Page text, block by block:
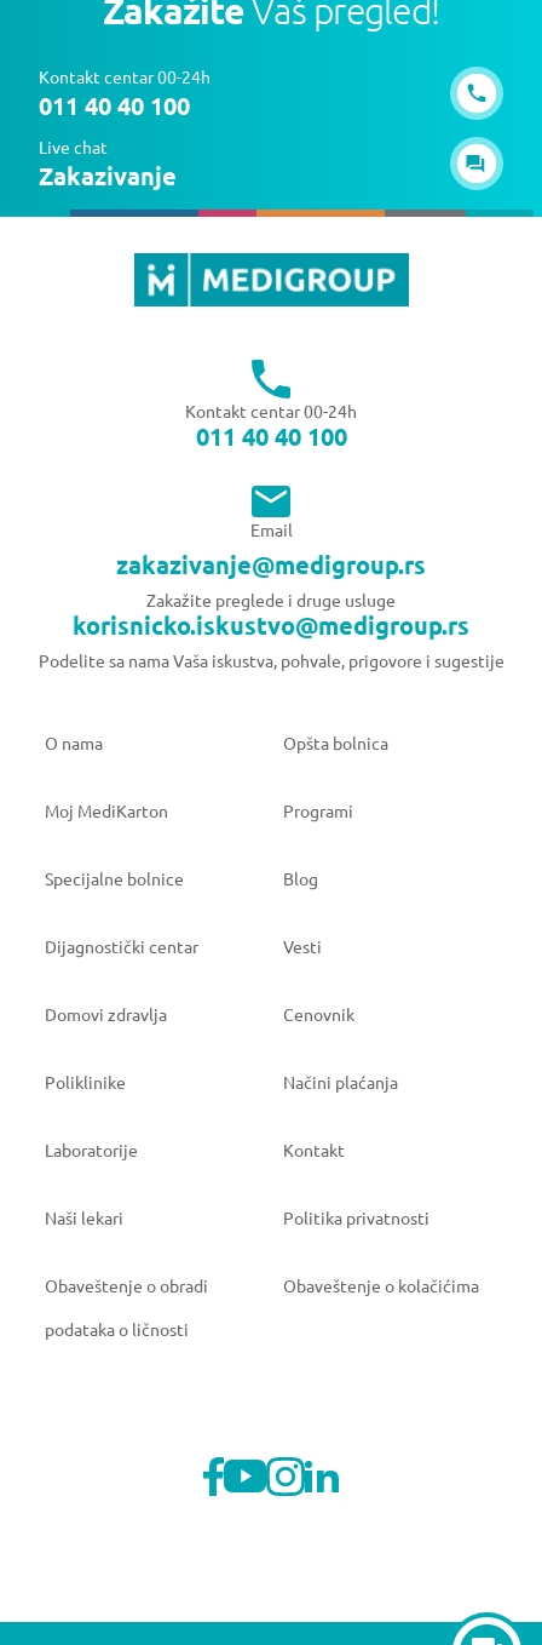
ZakažiteVaš pregled!
Kontakt centar 00-24h
011 40 40 100
Live chat
Zakazivanje
Kontakt centar 00-24h
011 40 40 100
Email
zakazivanje@medigroup.rs
Zakažite preglede i druge usluge
korisnicko.iskustvo@medigroup.rs
Podelite sa nama Vaša iskustva, pohvale, prigovore i sugestije
O nama Opšta bolnica
Moj MediKarton Programi
Specijalne bolnice Blog
Dijagnostički centar Vesti
Domovi zdravlja Cenovnik
Poliklinike Načini plaćanja
Laboratorije Kontakt
Naši lekari Politika privatnosti
Obaveštenje o obradi
podataka o ličnosti
Obaveštenje o kolačićima